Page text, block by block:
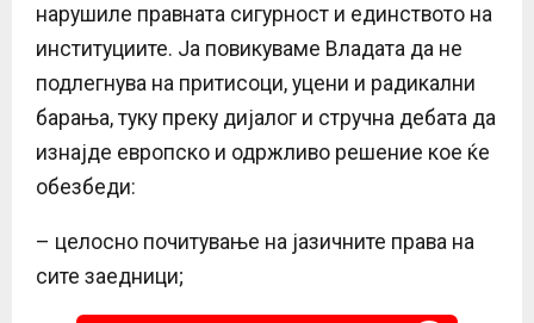
нарушиле правната сигурност и единството на
институциите. Ја повикуваме Владата да не
подлегнува на притисоци, уцени и радикални
барања, туку преку дијалог и стручна дебата да
изнајде европско и одржливо решение кое ќе
обезбеди:
– целосно почитување на јазичните права на
сите заедници;